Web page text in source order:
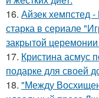
16. Айзек хемпстед
старка в сериале
закрытой
17. Кристина асмус
подарке для своей
18. "Между